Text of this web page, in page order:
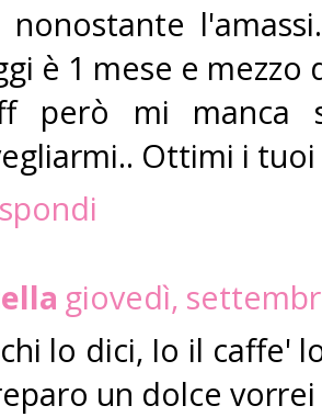
nonostante
è 1 mese e
però mi manca
Ottimi i
giovedì,
lo dici, Io il caffe'
un dolce